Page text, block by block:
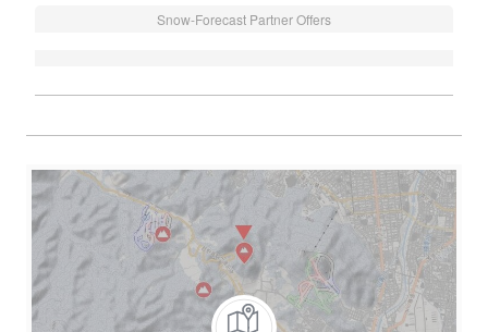
Snow-Forecast Partner Offers